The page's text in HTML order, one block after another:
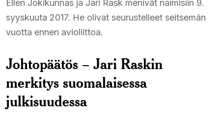
Ellen Jokikunnas ja Jari Rask menivät naimisiin 9.
syyskuuta 2017. He olivat seurustelleet seitsemän
vuotta ennen avioliittoa.​
Johtopäätös – Jari Raskin
merkitys suomalaisessa
julkisuudessa